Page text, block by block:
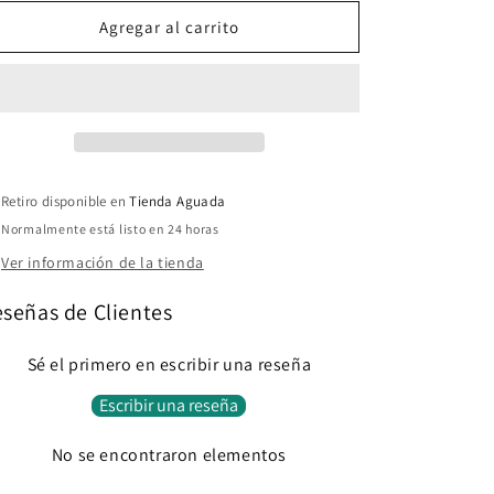
Agregar al carrito
Retiro disponible enTienda Aguada
Normalmente está listo en 24 horas
Ver información de la tienda
de Clientes
Sé el primero en escribir una reseña
Escribir una reseña
No se encontraron elementos